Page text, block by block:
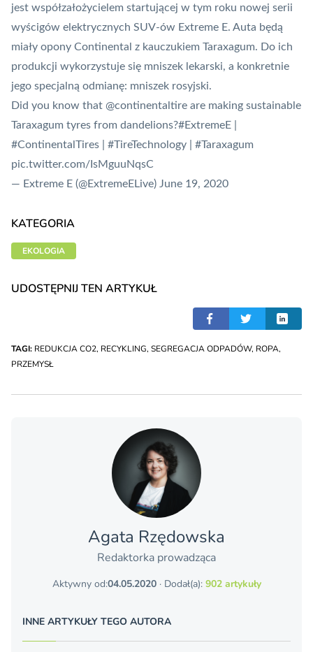
jest współzałożycielem startującej w tym roku nowej serii
wyścigów elektrycznych SUV-ów Extreme E. Auta będą
miały opony Continental z kauczukiem Taraxagum. Do ich
produkcji wykorzystuje się mniszek lekarski, a konkretnie
jego specjalną odmianę: mniszek rosyjski.
Did you know that @continentaltire are making sustainable
Taraxagum tyres from dandelions?⁣#ExtremeE
#ContinentalTires
#TireTechnology
#Taraxagum
pic.twitter.com/IsMguuNqsC
— Extreme E (@ExtremeELive) June 19, 2020
KATEGORIA
EKOLOGIA
UDOSTĘPNIJ TEN ARTYKUŁ
TAGI: REDUKCJA CO2, RECYKLING, SEGREGACJA ODPADÓW, ROPA,
PRZEMYSŁ
Agata Rzędowska
Redaktorka prowadząca
Aktywny od:04.05.2020· Dodał(a): 902 artykuły
INNE ARTYKUŁY TEGO AUTORA